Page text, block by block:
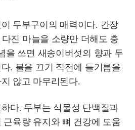
두부구이의 매력이다. 간장
진 마늘을 소량만 더해도 충
을 쓰면 새송이버섯의 향과 두
. 불을 끄기 직전에 들기름을
않고 마무리된다.
다. 두부는 식물성 단백질과
근육량 유지와 뼈 건강에 도움